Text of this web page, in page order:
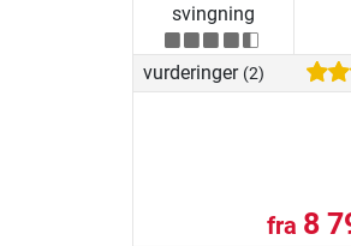
svingning
vurderinger (2)
fra 8